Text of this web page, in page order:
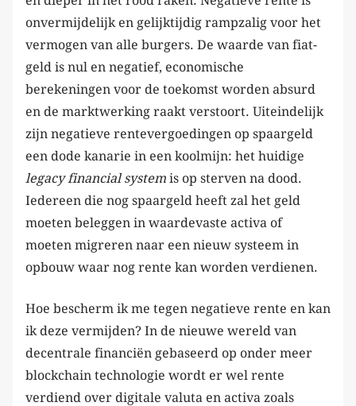
onvermijdelijk en gelijktijdig rampzalig voor het
vermogen van alle burgers. De waarde van fiat-
geld is nul en negatief, economische
berekeningen voor de toekomst worden absurd
en de marktwerking raakt verstoort. Uiteindelijk
zijn negatieve rentevergoedingen op spaargeld
een dode kanarie in een koolmijn: het huidige
legacy financial system is op sterven na dood.
Iedereen die nog spaargeld heeft zal het geld
moeten beleggen in waardevaste activa of
moeten migreren naar een nieuw systeem in
opbouw waar nog rente kan worden verdienen.
Hoe bescherm ik me tegen negatieve rente en kan
ik deze vermijden? In de nieuwe wereld van
decentrale financiën gebaseerd op onder meer
blockchain technologie wordt er wel rente
verdiend over digitale valuta en activa zoals